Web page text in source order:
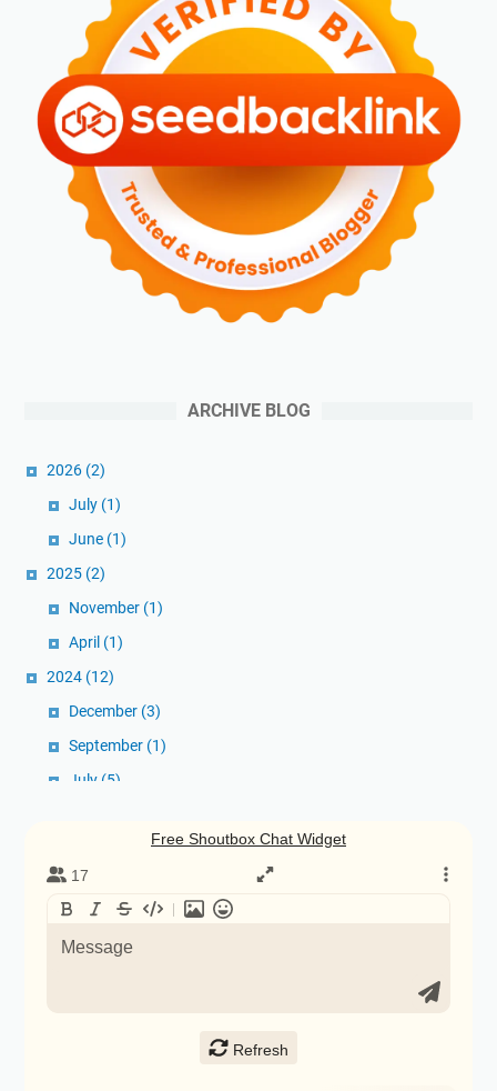
ARCHIVE BLOG
2026 (2)
July (1)
June (1)
2025 (2)
November (1)
April (1)
2024 (12)
December (3)
September (1)
July (5)
January
2023
(5)
December